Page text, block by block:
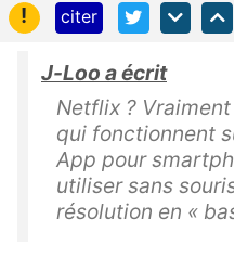
!
citer
J-Loo a écrit
Netflix ?
qui fonctionnent
App pour
utiliser sans
résolution en «